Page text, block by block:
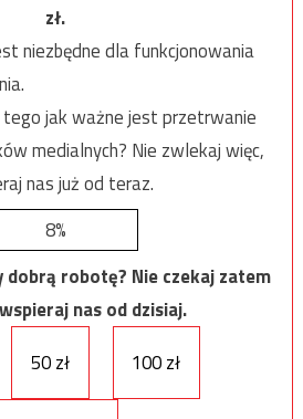
zł.
niezbędne dla funkcjonowania
jak ważne jest przetrwanie
medialnych? Nie zwlekaj więc,
nas już od teraz.
8%
dobrą robotę? Nie czekaj zatem
nas od dzisiaj.
50 zł 100 zł